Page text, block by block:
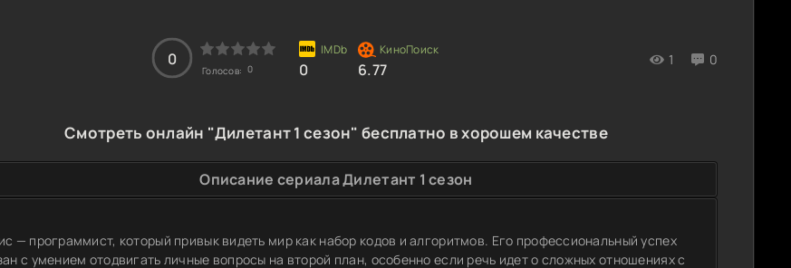
0
Голосов: 0 0 6.77
1 0
Смотреть онлайн "Дилетант 1 сезон" бесплатно в хорошем качестве
Описание сериала Дилетант 1 сезон
— программист, который привык видеть мир как набор кодов и алгоритмов. Его профессиональный успех
с умением отодвигать личные вопросы на второй план, особенно если речь идет о сложных отношениях с